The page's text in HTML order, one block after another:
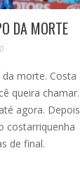
DA MORTE
0
morte. Costa
queira chamar.
agora. Depois
costarriquenha
de final.